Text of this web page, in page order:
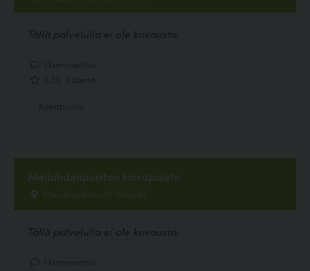
Tällä palvelulla ei ole kuvausta.
Meilahdenpuiston koirapuisto
Paciuksenkatu 19, Helsinki
Tällä palvelulla ei ole kuvausta.